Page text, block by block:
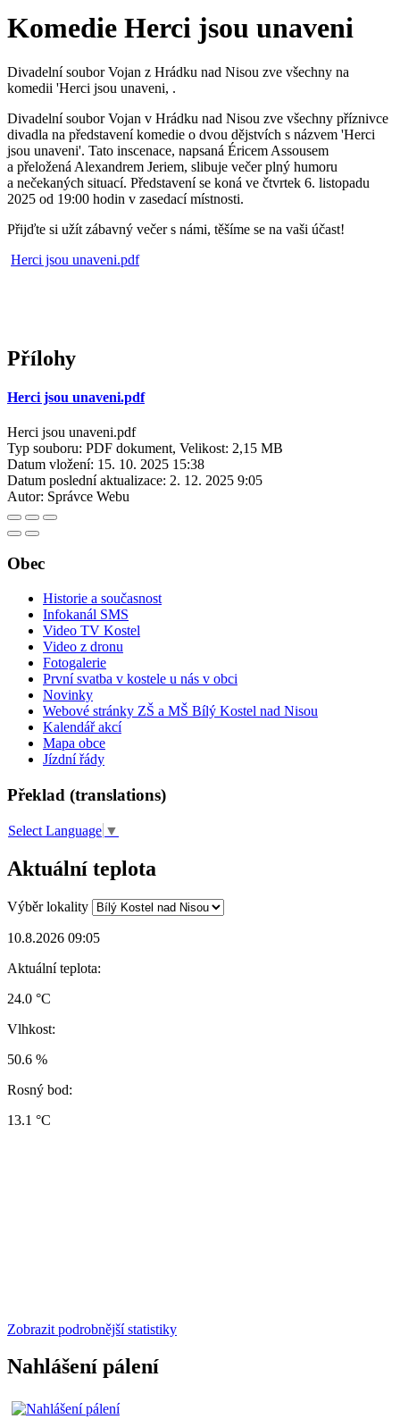
Komedie Herci jsou unaveni
Divadelní soubor Vojan z Hrádku nad Nisou zve všechny na
komedii 'Herci jsou unaveni, .
Divadelní soubor Vojan v Hrádku nad Nisou zve všechny příznivce
divadla na představení komedie o dvou dějstvích s názvem 'Herci
jsou unaveni'. Tato inscenace, napsaná Éricem Assousem
a přeložená Alexandrem Jeriem, slibuje večer plný humoru
a nečekaných situací. Představení se koná ve čtvrtek 6. listopadu
2025 od 19:00 hodin v zasedací místnosti.
Přijďte si užít zábavný večer s námi, těšíme se na vaši účast!
Herci jsou unaveni.pdf
Přílohy
Herci jsou unaveni.pdf
Herci jsou unaveni.pdf
Typ souboru: PDF dokument, Velikost: 2,15 MB
Datum vložení: 15. 10. 2025 15:38
Datum poslední aktualizace: 2. 12. 2025 9:05
Autor: Správce Webu
Obec
Historie a současnost
Infokanál SMS
Video TV Kostel
Video z dronu
Fotogalerie
První svatba v kostele u nás v obci
Novinky
Webové stránky ZŠ a MŠ Bílý Kostel nad Nisou
Kalendář akcí
Mapa obce
Jízdní řády
Překlad (translations)
Select Language ▼
Aktuální teplota
Výběr lokality
10.8.2026 09:05
Aktuální teplota:
24.0 °C
Vlhkost:
50.6 %
Rosný bod:
13.1 °C
Zobrazit podrobnější statistiky
Nahlášení pálení